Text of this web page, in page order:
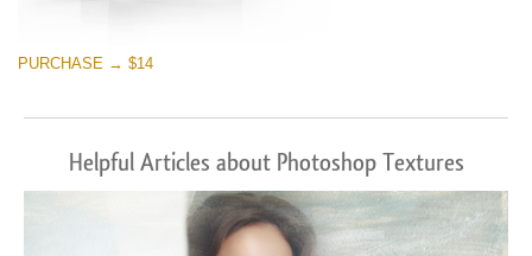
PURCHASE → $14
Helpful Articles about Photoshop Textures